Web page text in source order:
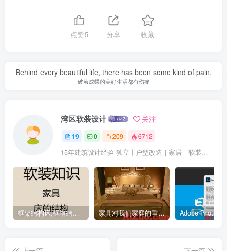
点赞5 分享 收藏
Behind every beautiful life, there has been some kind of pain.
破茧成蝶的美好生活都有伤痛
湾区软装设计 关注
19 0 209 6712
15年建筑设计经验 独立丨户型改造｜家居｜软装设计 153206-10300(微信同号去掉-)
框架结构床,框箱结构床,气压结构床到底选哪种？ 家具对我们家庭的重要性,如何影响了我们的生活？